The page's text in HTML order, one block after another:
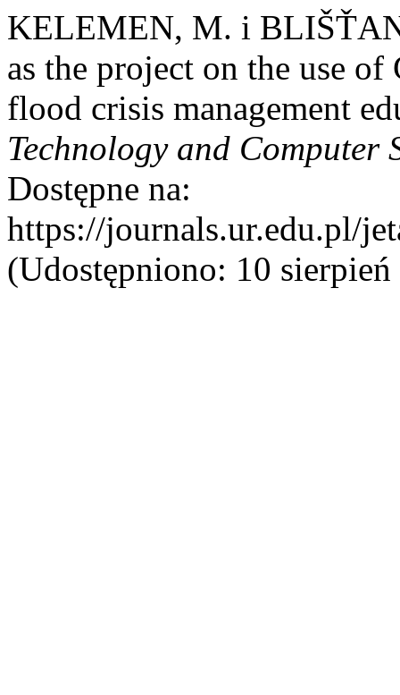
KELEMEN, M. i
as the project on the use
flood crisis management
Technology and Computer
Dostępne na:
https://journals.ur.edu.pl/
(Udostępniono: 10